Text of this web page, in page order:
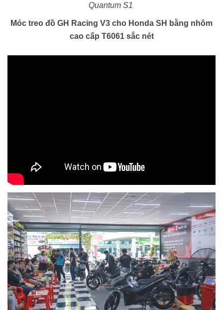
Quantum S1
Móc treo đồ GH Racing V3 cho Honda SH bằng nhôm
cao cấp T6061 sắc nét